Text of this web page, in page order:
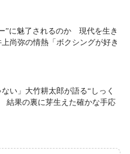
”に魅了されるのか 現代を生き
尚弥の情熱「ボクシングが好き
い」大竹耕太郎が語る“しっく
結果の裏に芽生えた確かな手応